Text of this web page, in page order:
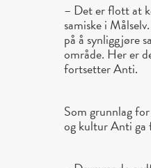
– Det er flott at
samiske i
på å synliggjøre
område. Her er
fortsetter Anti.
Som grunnlag
og kultur Anti ga